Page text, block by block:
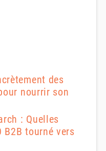
des
nourrir son
: Quelles
B2B tourné vers